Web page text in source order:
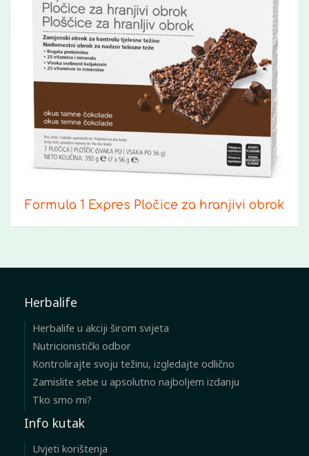
Formula 1 Expres Pločice za hranjivi obrok
Herbalife
Herbalife u akciji širom svijeta
Nutricionistički odbor
Kontrolirajte svoju težinu, izgledajte odlično
Zamislite sebe u apsolutno najboljem izdanju
Tko smo mi?
Info kutak
Uvjeti korištenja